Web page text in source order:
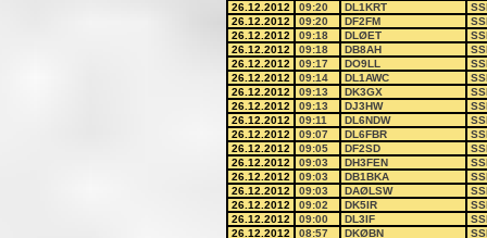
26.12.2012
09:20 DL1KRT
26.12.2012
09:20 DF2FM
26.12.2012
09:18 DLØET
26.12.2012
09:18 DB8AH
26.12.2012
09:17 DO9LL
26.12.2012
09:14 DL1AWC
26.12.2012
09:13 DK3GX
26.12.2012
09:13 DJ3HW
26.12.2012
09:11 DL6NDW
26.12.2012
09:07 DL6FBR
26.12.2012
09:05 DF2SD
26.12.2012
09:03 DH3FEN
26.12.2012
09:03 DB1BKA
26.12.2012
09:03 DAØLSW
26.12.2012
09:02 DK5IR
26.12.2012
09:00 DL3IF
26.12.2012
08:57 DKØBN